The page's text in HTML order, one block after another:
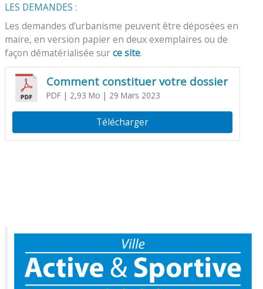
LES DEMANDES :
Les demandes d’urbanisme peuvent être déposées en
maire, en version papier en deux exemplaires ou de
façon dématérialisée surce site.
Comment constituer votre dossier
PDF| 2,93 Mo | 29 Mars 2023
Télécharger